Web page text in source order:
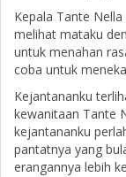
Kepala Tante
melihat mataku
untuk menahan
coba untuk
Kejantananku
kewanitaan Tante
kejantananku
pantatnya yang
erangannya lebih